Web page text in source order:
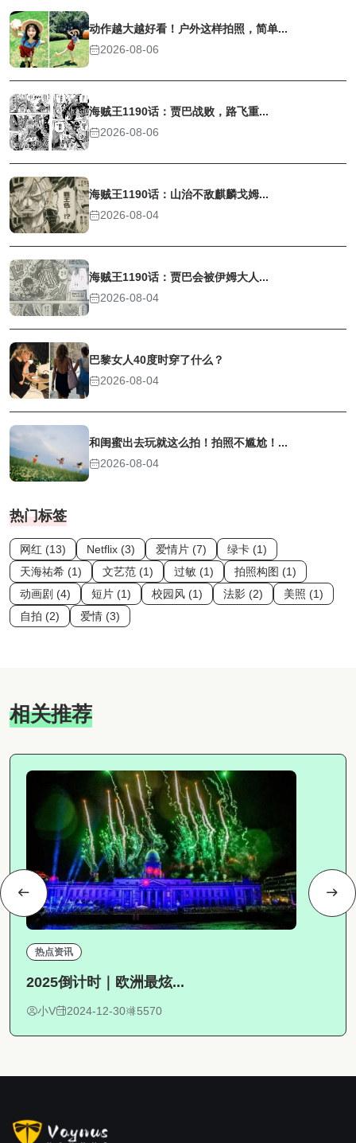
动作越大越好看！户外这样拍照，简单...
2026-08-06
海贼王1190话：贾巴战败，路飞重...
2026-08-06
海贼王1190话：山治不敌麒麟戈姆...
2026-08-04
海贼王1190话：贾巴会被伊姆大人...
2026-08-04
巴黎女人40度时穿了什么？
2026-08-04
和闺蜜出去玩就这么拍！拍照不尴尬！...
2026-08-04
热门标签
网红 (13) Netflix (3) 爱情片 (7)
绿卡 (1)
天海祐希 (1)
文艺范 (1) 过敏 (1)
拍照构图 (1)
动画剧 (4)
短片 (1) 校园风 (1) 法影 (2)
美照 (1)
自拍 (2)
爱情 (3)
相关推荐
热点资讯
2025倒计时｜欧洲最炫...
小V 2024-12-30 5570